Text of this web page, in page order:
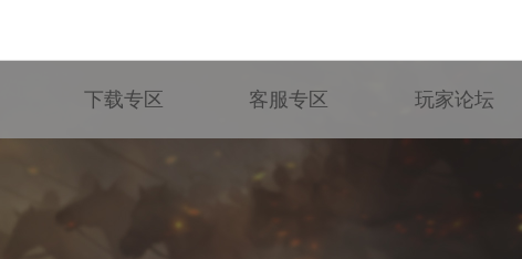
下载专区 客服专区 玩家论坛